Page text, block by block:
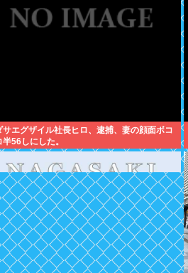
サエグザイル社長ヒロ、逮捕、妻の顔面ボコ
半56しにした。